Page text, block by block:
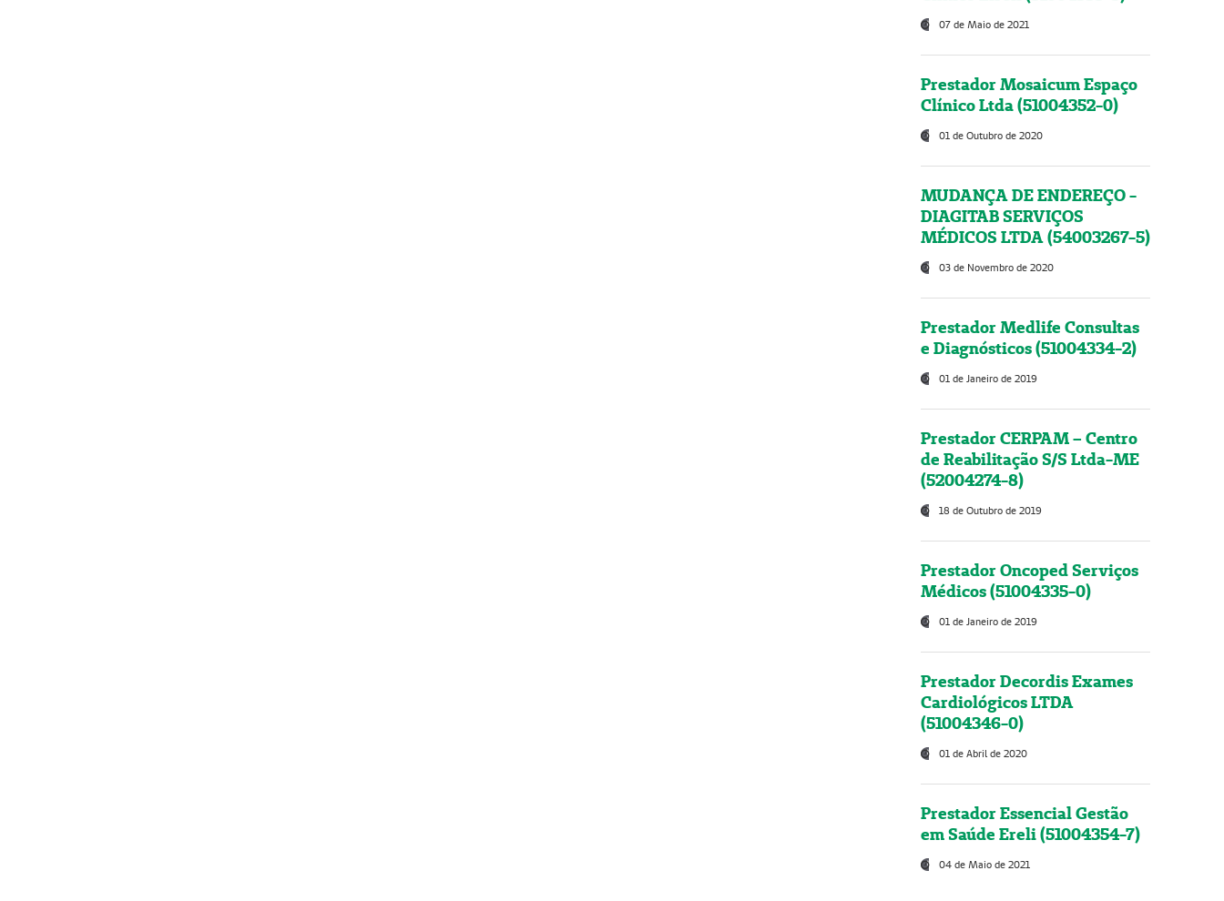
07 de Maio de 2021
Prestador Mosaicum Espaço
Clínico Ltda (51004352-0)
01 de Outubro de 2020
MUDANÇA DE ENDEREÇO -
DIAGITAB SERVIÇOS
MÉDICOS LTDA (54003267-5)
03 de Novembro de 2020
Prestador Medlife Consultas
e Diagnósticos (51004334-2)
01 de Janeiro de 2019
Prestador CERPAM – Centro
de Reabilitação S/S Ltda-ME
(52004274-8)
18 de Outubro de 2019
Prestador Oncoped Serviços
Médicos (51004335-0)
01 de Janeiro de 2019
Prestador Decordis Exames
Cardiológicos LTDA
(51004346-0)
01 de Abril de 2020
Prestador Essencial Gestão
em Saúde Ereli (51004354-7)
04 de Maio de 2021